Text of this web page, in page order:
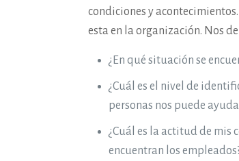
condiciones y
esta en la organización. Nos
¿En qué situación se
¿Cuál es el nivel de
personas nos puede
¿Cuál es la actitud de mis
encuentran los